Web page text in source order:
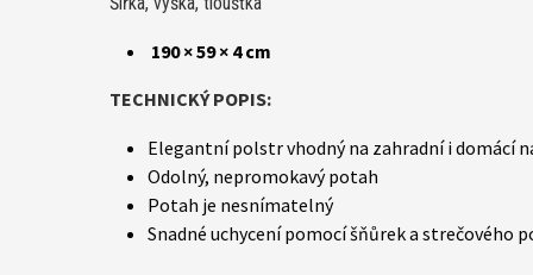
190 × 59 × 4 cm
TECHNICKÝ POPIS:
Elegantní polstr vhodný na zahradní i domácí
Odolný, nepromokavý potah
Potah je nesnímatelný
Snadné uchycení pomocí šňůrek a strečového